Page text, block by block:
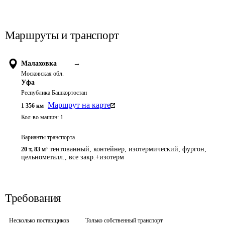
Маршруты и транспорт
Малаховка →
Московская обл.
Уфа
Республика Башкортостан
1 356 км Маршрут на карте
Кол-во машин: 1
Варианты транспорта
20 т, 83 м³ тентованный, контейнер, изотермический, фургон,
цельнометалл., все закр.+изотерм
Требования
Несколько поставщиков Только собственный транспорт